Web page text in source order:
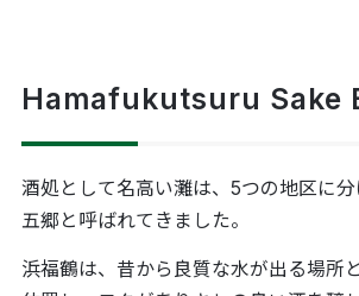
Hamafukutsuru Sake
酒処として名高い灘は、5つの地区に
五郷と呼ばれてきました。
浜福鶴は、昔から良質な水が出る場所